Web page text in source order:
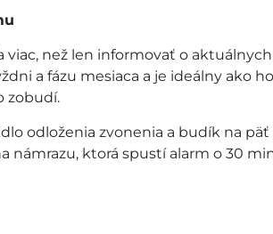
viac, než len informovať o aktuálnych
a fázu mesiaca a je ideálny ako
zobudí.
odloženia zvonenia a budík na päť
námrazu, ktorá spustí alarm o 30